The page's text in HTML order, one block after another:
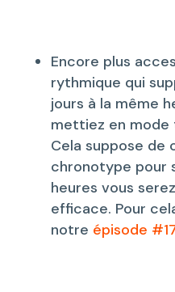
Encore plus
rythmique qui
jours à la même
mettiez en mode
Cela suppose
chronotype pour
heures vous
efficace. Pour
notre épisode